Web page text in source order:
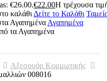
€26.00.€22.00Η τρέχουσα
καλάθι Δείτε το Καλάθι
Αγαπημένα Αγαπημένα
τα Αγαπημένα
Αξεσουάρ Κομμωτικής
008016